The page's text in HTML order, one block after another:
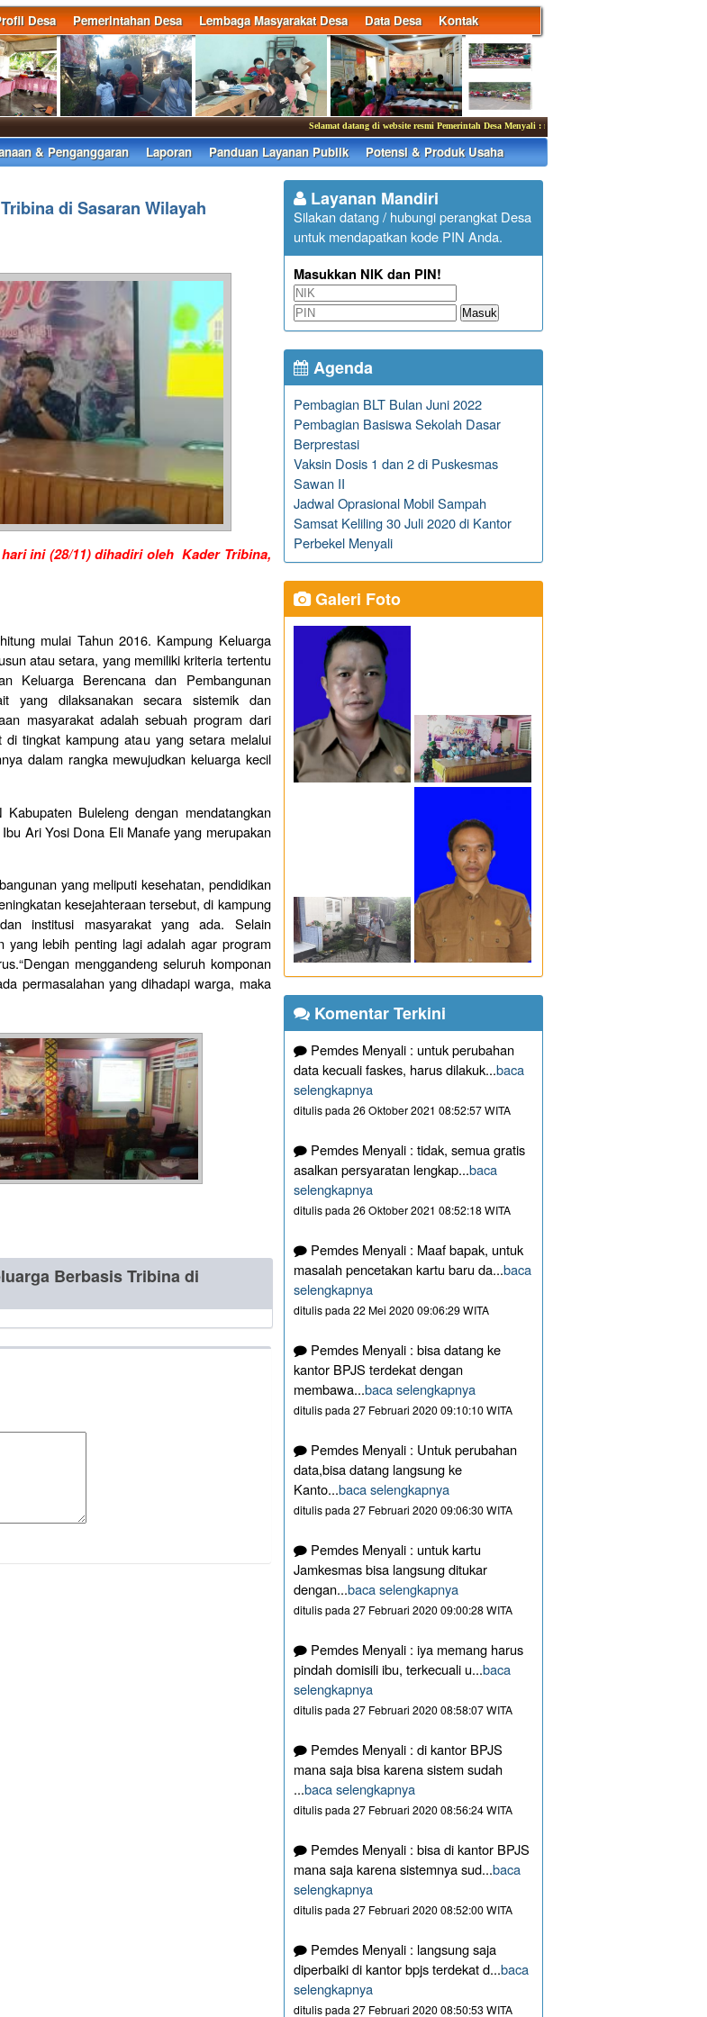
Desa Pemerintahan Desa Lembaga Masyarakat Desa Data Desa Kontak
Selamat datang di website resmi Pemerintah Desa Menyali : menyali-buleleng.desa.id
& Penganggaran Laporan Panduan Layanan Publik Potensi & Produk Usaha
di Sasaran Wilayah
ini (28/11) dihadiri oleh Kader Tribina,
mulai Tahun 2016. Kampung Keluarga
atau setara, yang memiliki kriteria tertentu
Keluarga Berencana dan Pembangunan
yang dilaksanakan secara sistemik dan
masyarakat adalah sebuah program dari
tingkat kampung atau yang setara melalui
dalam rangka mewujudkan keluarga kecil
Buleleng dengan mendatangkan
Ari Yosi Dona Eli Manafe yang merupakan
yang meliputi kesehatan, pendidikan
kesejahteraan tersebut, di kampung
institusi masyarakat yang ada. Selain
yang lebih penting lagi adalah agar program
menggandeng seluruh komponan
permasalahan yang dihadapi warga, maka
Berbasis Tribina di
Layanan Mandiri
Silakan datang / hubungi perangkat Desa
untuk mendapatkan kode PIN Anda.
Masukkan NIK dan PIN!
Masuk
Agenda
Pembagian BLT Bulan Juni 2022
Pembagian Basiswa Sekolah Dasar
Berprestasi
Vaksin Dosis 1 dan 2 di Puskesmas
Sawan II
Jadwal Oprasional Mobil Sampah
Samsat Keliling 30 Juli 2020 di Kantor
Perbekel Menyali
Galeri Foto
Komentar Terkini
Pemdes Menyali : untuk perubahan
data kecuali faskes, harus dilakuk...baca
selengkapnya
ditulis pada 26 Oktober 2021 08:52:57 WITA
Pemdes Menyali : tidak, semua gratis
asalkan persyaratan lengkap...baca
selengkapnya
ditulis pada 26 Oktober 2021 08:52:18 WITA
Pemdes Menyali : Maaf bapak, untuk
masalah pencetakan kartu baru da...baca
selengkapnya
ditulis pada 22 Mei 2020 09:06:29 WITA
Pemdes Menyali : bisa datang ke
kantor BPJS terdekat dengan
membawa...baca selengkapnya
ditulis pada 27 Februari 2020 09:10:10 WITA
Pemdes Menyali : Untuk perubahan
data,bisa datang langsung ke
Kanto...baca selengkapnya
ditulis pada 27 Februari 2020 09:06:30 WITA
Pemdes Menyali : untuk kartu
Jamkesmas bisa langsung ditukar
dengan...baca selengkapnya
ditulis pada 27 Februari 2020 09:00:28 WITA
Pemdes Menyali : iya memang harus
pindah domisili ibu, terkecuali u...baca
selengkapnya
ditulis pada 27 Februari 2020 08:58:07 WITA
Pemdes Menyali : di kantor BPJS
mana saja bisa karena sistem sudah
...baca selengkapnya
ditulis pada 27 Februari 2020 08:56:24 WITA
Pemdes Menyali : bisa di kantor BPJS
mana saja karena sistemnya sud...baca
selengkapnya
ditulis pada 27 Februari 2020 08:52:00 WITA
Pemdes Menyali : langsung saja
diperbaiki di kantor bpjs terdekat d...baca
selengkapnya
ditulis pada 27 Februari 2020 08:50:53 WITA